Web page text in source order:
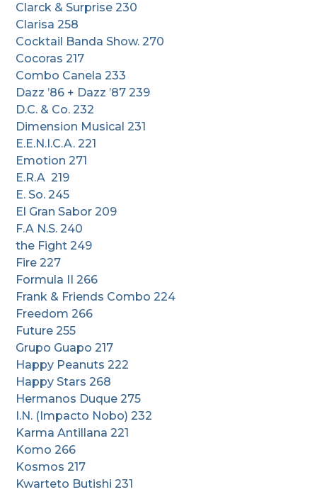
Clarck & Surprise 230
Clarisa 258
Cocktail Banda Show. 270
Cocoras 217
Combo Canela 233
Dazz ’86 + Dazz ’87 239
D.C. & Co. 232
Dimension Musical 231
E.E.N.I.C.A. 221
Emotion 271
E.R.A 219
E. So. 245
El Gran Sabor 209
F.A N.S. 240
the Fight 249
Fire 227
Formula II 266
Frank & Friends Combo 224
Freedom 266
Future 255
Grupo Guapo 217
Happy Peanuts 222
Happy Stars 268
Hermanos Duque 275
I.N. (Impacto Nobo) 232
Karma Antillana 221
Komo 266
Kosmos 217
Kwarteto Butishi 231